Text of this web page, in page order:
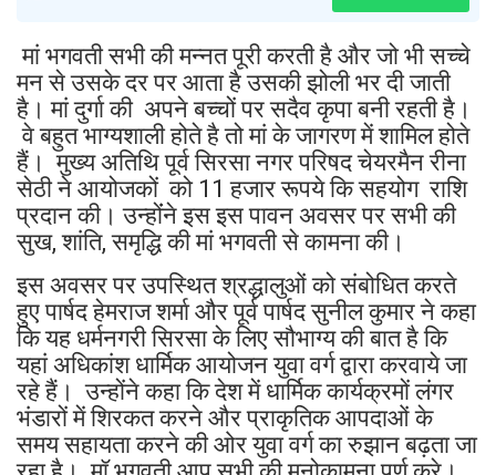
मां भगवती सभी की मन्नत पूरी करती है और जो भी सच्चे
मन से उसके दर पर आता है उसकी झोली भर दी जाती
है। मां दुर्गा की अपने बच्चों पर सदैव कृपा बनी रहती है।
वे बहुत भाग्यशाली होते है तो मां के जागरण में शामिल होते
हैं। मुख्य अतिथि पूर्व सिरसा नगर परिषद चेयरमैन रीना
सेठी ने आयोजकों को 11 हजार रूपये कि सहयोग राशि
प्रदान की। उन्होंंने इस इस पावन अवसर पर सभी की
सुख, शांति, समृद्धि की मां भगवती से कामना की।
इस अवसर पर उपस्थित श्रद्धालुओं को संबोधित करते
हुए पार्षद हेमराज शर्मा और पूर्व पार्षद सुनील कुमार ने कहा
कि यह धर्मनगरी सिरसा के लिए सौभाग्य की बात है कि
यहां अधिकांश धार्मिक आयोजन युवा वर्ग द्वारा करवाये जा
रहे हैं। उन्होंने कहा कि देश में धार्मिक कार्यक्रमों लंगर
भंडारों में शिरकत करने और प्राकृतिक आपदाओं के
समय सहायता करने की ओर युवा वर्ग का रुझान बढ़ता जा